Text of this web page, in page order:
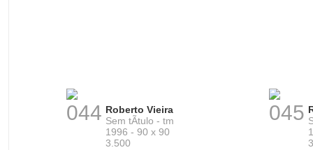
044 Roberto Vieira
Sem tÃ­tulo - tm
1996 - 90 x 90
3.500
045